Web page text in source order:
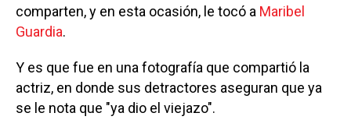
comparten, y en esta ocasión, le tocó a Maribel
Guardia.
Y es que fue en una fotografía que compartió la
actriz, en donde sus detractores aseguran que ya
se le nota que "ya dio el viejazo".